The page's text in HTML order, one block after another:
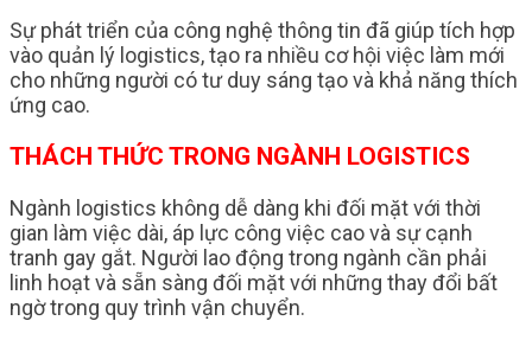
Sự phát triển của công nghệ thông tin đã giúp tích hợp
vào quản lý logistics, tạo ra nhiều cơ hội việc làm mới
cho những người có tư duy sáng tạo và khả năng thích
ứng cao.
THÁCH THỨC TRONG NGÀNH LOGISTICS
Ngành logistics không dễ dàng khi đối mặt với thời
gian làm việc dài, áp lực công việc cao và sự cạnh
tranh gay gắt. Người lao động trong ngành cần phải
linh hoạt và sẵn sàng đối mặt với những thay đổi bất
ngờ trong quy trình vận chuyển.